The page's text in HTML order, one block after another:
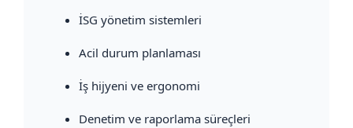
İSG yönetim sistemleri
Acil durum planlaması
İş hijyeni ve ergonomi
Denetim ve raporlama süreçleri